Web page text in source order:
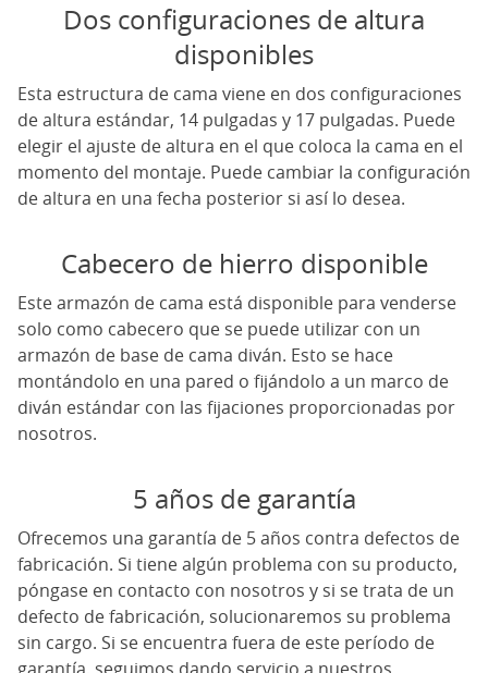
Dos configuraciones de altura
disponibles
Esta estructura de cama viene en dos configuraciones
de altura estándar, 14 pulgadas y 17 pulgadas. Puede
elegir el ajuste de altura en el que coloca la cama en el
momento del montaje. Puede cambiar la configuración
de altura en una fecha posterior si así lo desea.
Cabecero de hierro disponible
Este armazón de cama está disponible para venderse
solo como cabecero que se puede utilizar con un
armazón de base de cama diván. Esto se hace
montándolo en una pared o fijándolo a un marco de
diván estándar con las fijaciones proporcionadas por
nosotros.
5 años de garantía
Ofrecemos una garantía de 5 años contra defectos de
fabricación. Si tiene algún problema con su producto,
póngase en contacto con nosotros y si se trata de un
defecto de fabricación, solucionaremos su problema
sin cargo. Si se encuentra fuera de este período de